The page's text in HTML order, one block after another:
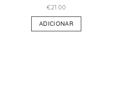
€21.00
ADICIONAR